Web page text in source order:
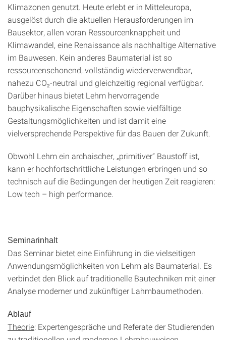
Klimazonen genutzt. Heute erlebt er in Mitteleuropa,
ausgelöst durch die aktuellen Herausforderungen im
Bausektor, allen voran Ressourcenknappheit und
Klimawandel, eine Renaissance als nachhaltige Alternative
im Bauwesen. Kein anderes Baumaterial ist so
ressourcenschonend, vollständig wiederverwendbar,
nahezu CO₂-neutral und gleichzeitig regional verfügbar.
Darüber hinaus bietet Lehm hervorragende
bauphysikalische Eigenschaften sowie vielfältige
Gestaltungsmöglichkeiten und ist damit eine
vielversprechende Perspektive für das Bauen der Zukunft.
Obwohl Lehm ein archaischer, „primitiver“ Baustoff ist,
kann er hochfortschrittliche Leistungen erbringen und so
technisch auf die Bedingungen der heutigen Zeit reagieren:
Low tech – high performance.
Seminarinhalt
Das Seminar bietet eine Einführung in die vielseitigen
Anwendungsmöglichkeiten von Lehm als Baumaterial. Es
verbindet den Blick auf traditionelle Bautechniken mit einer
Analyse moderner und zukünftiger Lahmbaumethoden.
Ablauf
Theorie: Expertengespräche und Referate der Studierenden